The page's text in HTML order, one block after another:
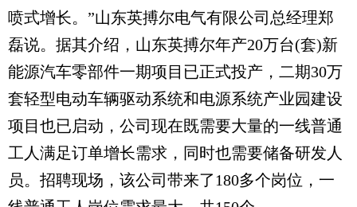
喷式增长。”山东英搏尔电气有限公司总经理郑
磊说。据其介绍，山东英搏尔年产20万台(套)新
能源汽车零部件一期项目已正式投产，二期30万
套轻型电动车辆驱动系统和电源系统产业园建设
项目也已启动，公司现在既需要大量的一线普通
工人满足订单增长需求，同时也需要储备研发人
员。招聘现场，该公司带来了180多个岗位，一